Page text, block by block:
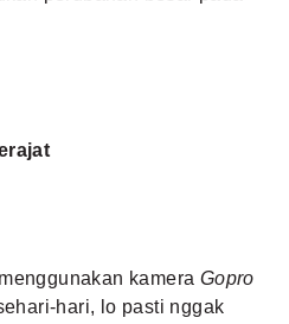
kamera Gopro
hari, lo pasti nggak